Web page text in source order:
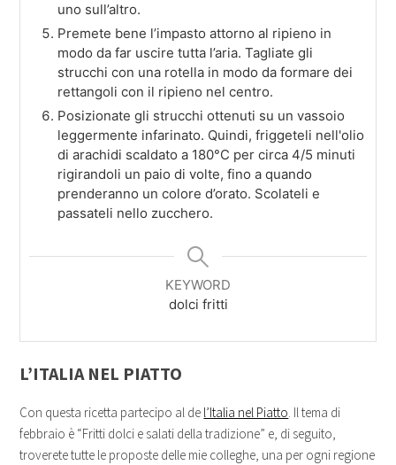
uno sull’altro.
Premete bene l’impasto attorno al ripieno in
modo da far uscire tutta l’aria. Tagliate gli
strucchi con una rotella in modo da formare dei
rettangoli con il ripieno nel centro.
Posizionate gli strucchi ottenuti su un vassoio
leggermente infarinato. Quindi, friggeteli nell'olio
di arachidi scaldato a 180°C per circa 4/5 minuti
rigirandoli un paio di volte, fino a quando
prenderanno un colore d’orato. Scolateli e
passateli nello zucchero.
KEYWORD
dolci fritti
L’ITALIA NEL PIATTO
Con questa ricetta partecipo al de l’Italia nel Piatto. Il tema di
febbraio è “Fritti dolci e salati della tradizione” e, di seguito,
troverete tutte le proposte delle mie colleghe, una per ogni regione